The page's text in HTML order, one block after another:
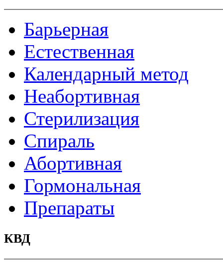
Барьерная
Естественная
Календарный метод
Неабортивная
Стерилизация
Спираль
Абортивная
Гормональная
Препараты
КВД